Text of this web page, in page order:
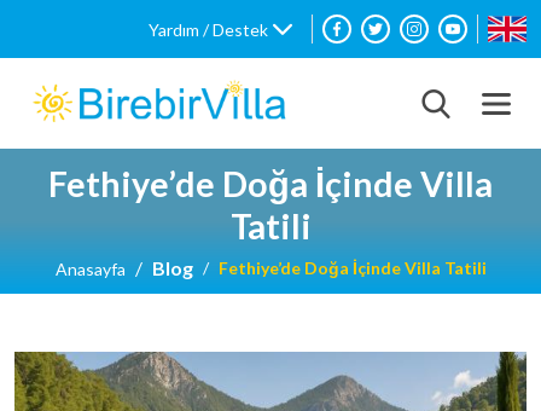
Yardım / Destek
Fethiye’de Doğa İçinde Villa
Tatili
Anasayfa Blog Fethiye’de Doğa İçinde Villa Tatili